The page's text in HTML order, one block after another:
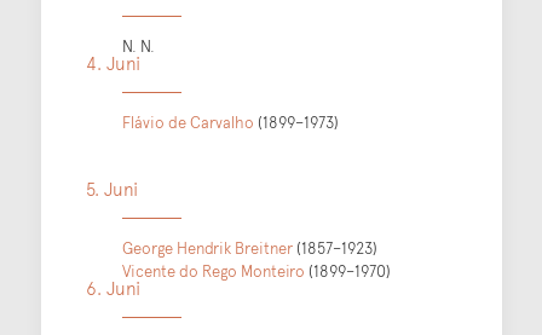
N. N.
4. Juni
Flávio de Carvalho (1899–1973)
5. Juni
George Hendrik Breitner (1857–1923)
Vicente do Rego Monteiro (1899–1970)
6. Juni